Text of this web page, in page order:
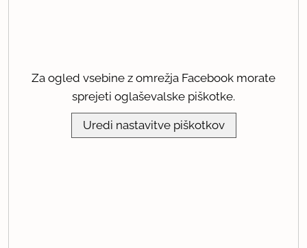
Za ogled vsebine z omrežja Facebook morate
sprejeti oglaševalske piškotke.
Uredi nastavitve piškotkov